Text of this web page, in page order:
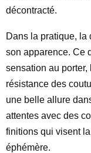
décontracté.
Dans la pratique, la
son apparence. Ce
sensation au
résistance des
une belle allure
attentes avec des
finitions qui visent
éphémère.